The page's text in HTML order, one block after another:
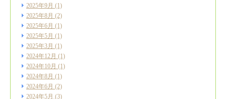
2025年9月 (1)
2025年8月 (2)
2025年6月 (1)
2025年5月 (1)
2025年3月 (1)
2024年12月 (1)
2024年10月 (1)
2024年8月 (1)
2024年6月 (2)
2024年5月 (3)